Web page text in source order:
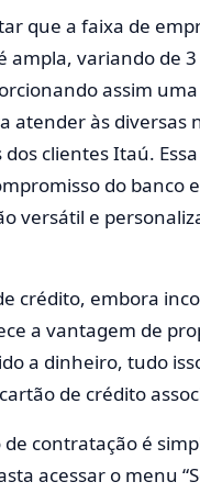
que a faixa de
ampla, variando de
assim
atender às diversas
clientes Itaú.
do banco
versátil e
crédito, embora
a vantagem de
a dinheiro, tudo
de crédito
de contratação é
acessar o menu